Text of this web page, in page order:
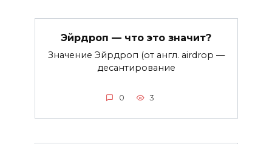
Эйрдроп — что это значит?
Значение Эйрдроп (от англ. airdrop —
десантирование
0 3